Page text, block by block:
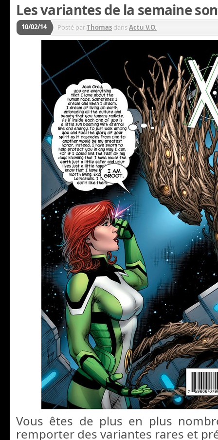
Les variantes de la semaine
10/02/14 Posté parThomas dansActu V.O.
Vous êtes de plus en plus
remporter des variantes rares et